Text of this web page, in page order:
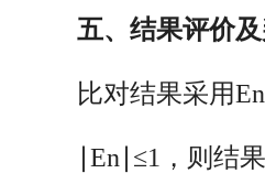
五、结果评价
比对结果采用
∣En∣≤1，则结